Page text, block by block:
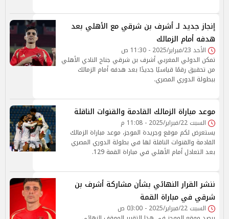
إنجاز جديد لـ أشرف بن شرقي مع الأهلي بعد
هدفه أمام الزمالك
الأحد 23/فبراير/2025 - 11:30 ص
تمكن الدولي المغربي أشرف بن شرقي جناح النادي الأهلي
من تحقيق رقمًا قياسيًا جديدًا بعد هدفه أمام الزمالك
ببطولة الدوري المصري.
موعد مباراة الزمالك القادمة والقنوات الناقلة
السبت 22/فبراير/2025 - 11:08 م
يستعرض لكم موقع وجريدة الموجز، موعد مباراة الزمالك
القادمة والقنوات الناقلة لها في بطولة الدوري المصري
بعد التعادل أمام الأهلي في مباراة القمة 129.
ننشر القرار النهائي بشأن مشاركة أشرف بن
شرقي في مباراة القمة
السبت 22/فبراير/2025 - 03:00 ص